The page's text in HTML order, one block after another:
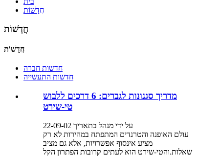
חֲדָשׁוֹת
חֲדָשׁוֹת
חֲדָשׁוֹת
חדשות חברה
חדשות התעשייה
מדריך סגנונות לגברים: 6 דרכים ללבוש
טי-שירט
על ידי מנהל בתאריך 22-09-02
עולם האופנה והטרנדים המתפתח במהירות לא רק
מציע אינסוף אפשרויות, אלא גם מציב
שאלות.והטי-שירט הוא לעתים קרובות הפתרון הקל